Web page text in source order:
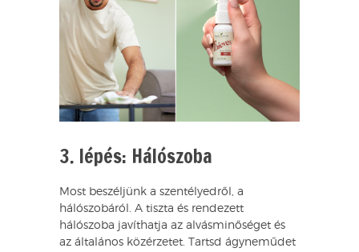
3. lépés: Hálószoba
Most beszéljünk a szentélyedről, a
hálószobáról. A tiszta és rendezett
hálószoba javíthatja az alvásminőséget és
az általános közérzetet. Tartsd ágyneműdet